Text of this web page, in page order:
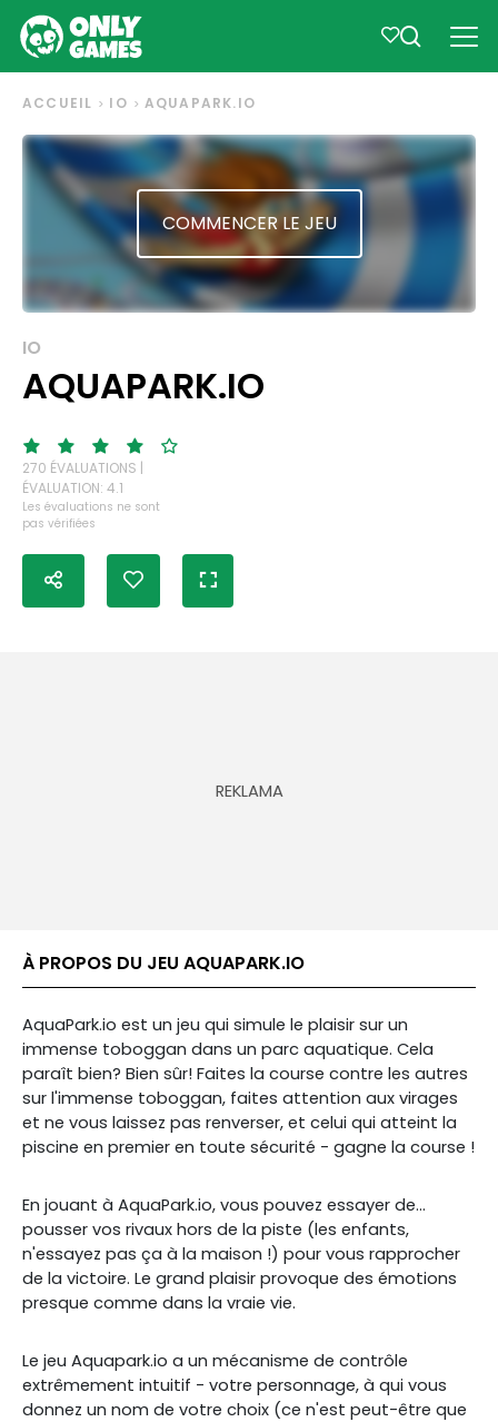
ACCUEIL IO AQUAPARK.IO
COMMENCER LE JEU
IO
AQUAPARK.IO
270 ÉVALUATIONS |
ÉVALUATION: 4.1
Les évaluations ne sont
pas vérifiées
À PROPOS DU JEU AQUAPARK.IO
AquaPark.io est un jeu qui simule le plaisir sur un
immense toboggan dans un parc aquatique. Cela
paraît bien? Bien sûr! Faites la course contre les autres
sur l'immense toboggan, faites attention aux virages
et ne vous laissez pas renverser, et celui qui atteint la
piscine en premier en toute sécurité - gagne la course !
En jouant à AquaPark.io, vous pouvez essayer de…
pousser vos rivaux hors de la piste (les enfants,
n'essayez pas ça à la maison !) pour vous rapprocher
de la victoire. Le grand plaisir provoque des émotions
presque comme dans la vraie vie.
Le jeu Aquapark.io a un mécanisme de contrôle
extrêmement intuitif - votre personnage, à qui vous
donnez un nom de votre choix (ce n'est peut-être que